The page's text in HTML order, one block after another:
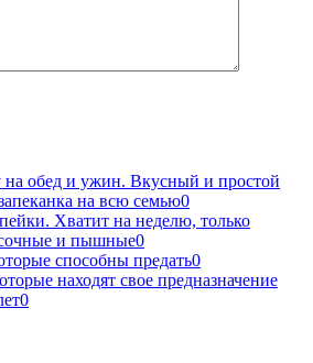
на обед и ужин. Вкусный и простой
на всю семью0
Хватит на неделю, только
и пышные0
способны предать0
находят свое предназначение
0